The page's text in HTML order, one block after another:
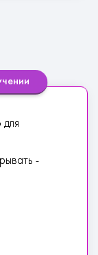
-